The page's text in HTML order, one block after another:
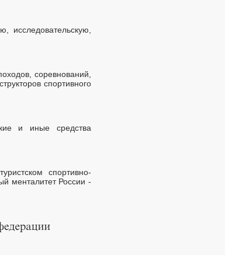
исследовательскую,
соревнований,
спортивного
и иные средства
спортивно-
менталитет России -